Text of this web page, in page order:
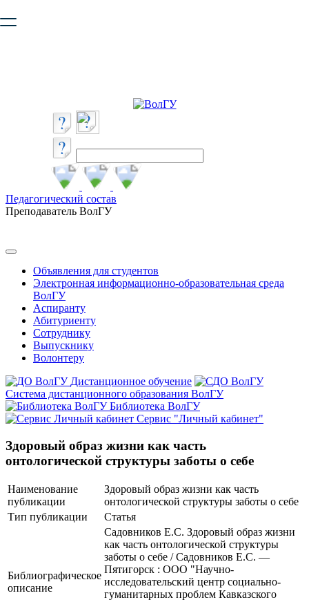
безопасную работу с сайтом. Пожалуйста
Педагогический состав
Преподаватель ВолГУ
Объявления для студентов
Электронная информационно-образовательная среда
ВолГУ
Аспиранту
Абитуриенту
Сотруднику
Выпускнику
Волонтеру
Дистанционное обучение
Система дистанционного образования ВолГУ
Библиотека ВолГУ
Сервис "Личный кабинет"
Здоровый образ жизни как часть
онтологической структуры заботы о себе
Наименование
публикации
Здоровый образ жизни как часть
онтологической структуры заботы о себе
Тип публикации
Статья
Библиографическое
описание
Садовников Е.С. Здоровый образ жизни
как часть онтологической структуры
заботы о себе / Садовников Е.С. —
Пятигорск : ООО "Научно-
исследовательский центр социально-
гуманитарных проблем Кавказского